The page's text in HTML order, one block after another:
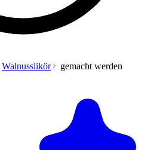
Walnusslikör
gemacht werden